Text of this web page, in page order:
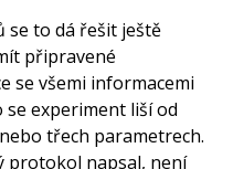
se to dá řešit ještě
připravené
se všemi informacemi
se experiment liší od
třech parametrech.
protokol napsal, není